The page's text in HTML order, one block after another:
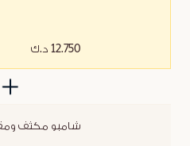
12.750 د.ك
شامبو مكثف